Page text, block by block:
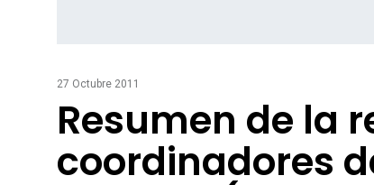
27 Octubre 2011
Resumen de la
coordinadores